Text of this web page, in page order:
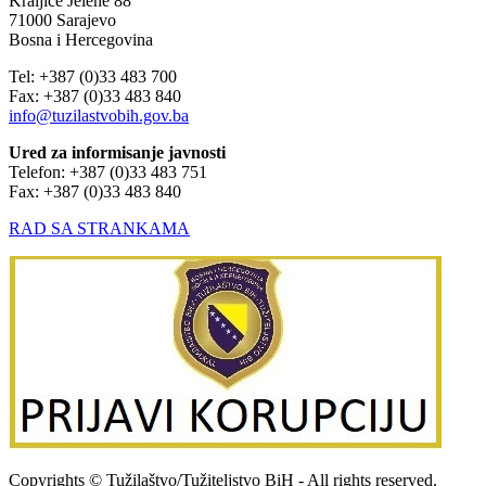
71000 Sarajevo
Bosna i Hercegovina
Tel: +387 (0)33 483 700
Fax: +387 (0)33 483 840
info@tuzilastvobih.gov.ba
Ured za informisanje javnosti
Telefon: +387 (0)33 483 751
Fax: +387 (0)33 483 840
RAD SA STRANKAMA
Copyrights © Tužilaštvo/Tužiteljstvo BiH - All rights reserved.